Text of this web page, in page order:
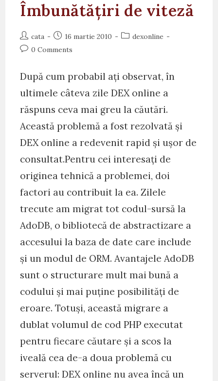
Îmbunătățiri de viteză
Post
author:
cata
Post
published:
16 martie 2010
Postdexonline
Post0 Comments
După cum probabil ați observat, în
ultimele câteva zile DEX online a
răspuns ceva mai greu la căutări.
Această problemă a fost rezolvată și
DEX online a redevenit rapid și ușor de
consultat.Pentru cei interesați de
originea tehnică a problemei, doi
factori au contribuit la ea. Zilele
trecute am migrat tot codul-sursă la
AdoDB, o bibliotecă de abstractizare a
accesului la baza de date care include
și un modul de ORM. Avantajele AdoDB
sunt o structurare mult mai bună a
codului și mai puține posibilități de
eroare. Totuși, această migrare a
dublat volumul de cod PHP executat
pentru fiecare căutare și a scos la
iveală cea de-a doua problemă cu
serverul: DEX online nu avea încă un